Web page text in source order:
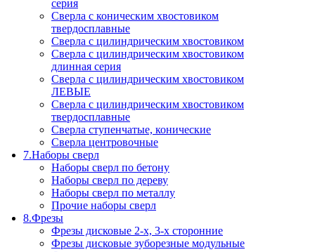
серия
Сверла с коническим хвостовиком
твердосплавные
Сверла с цилиндрическим хвостовиком
Сверла с цилиндрическим хвостовиком
длинная серия
Сверла с цилиндрическим хвостовиком
ЛЕВЫЕ
Сверла с цилиндрическим хвостовиком
твердосплавные
Сверла ступенчатые, конические
Сверла центровочные
7.Наборы сверл
Наборы сверл по бетону
Наборы сверл по дереву
Наборы сверл по металлу
Прочие наборы сверл
8.Фрезы
Фрезы дисковые 2-х, 3-х сторонние
Фрезы дисковые зуборезные модульные